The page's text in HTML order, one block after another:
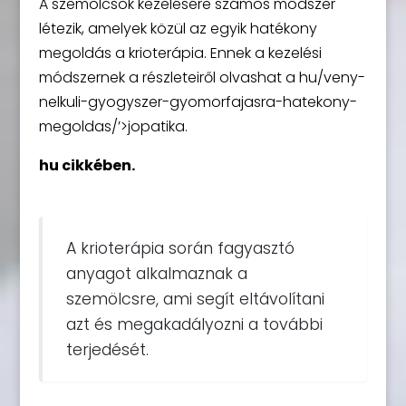
A szemölcsök kezelésére számos módszer
létezik, amelyek közül az egyik hatékony
megoldás a krioterápia. Ennek a kezelési
módszernek a részleteiről olvashat a hu/veny-
nelkuli-gyogyszer-gyomorfajasra-hatekony-
megoldas/’>jopatika.
hu cikkében.
A krioterápia során fagyasztó
anyagot alkalmaznak a
szemölcsre, ami segít eltávolítani
azt és megakadályozni a további
terjedését.